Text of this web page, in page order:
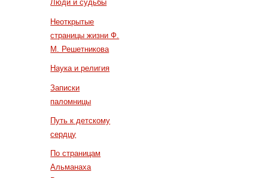
Люди и судьбы
Неоткрытые
страницы жизни Ф.
М. Решетникова
Наука и религия
Записки
паломницы
Путь к детскому
сердцу
По страницам
Альманаха